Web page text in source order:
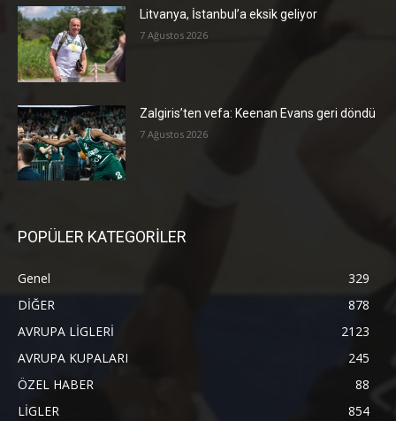
Litvanya, İstanbul’a eksik geliyor
7 Ağustos 2026
Zalgiris’ten vefa: Keenan Evans geri döndü
7 Ağustos 2026
POPÜLER KATEGORİLER
Genel
329
DİĞER
878
AVRUPA LİGLERİ
2123
AVRUPA KUPALARI
245
ÖZEL HABER
88
LİGLER
854